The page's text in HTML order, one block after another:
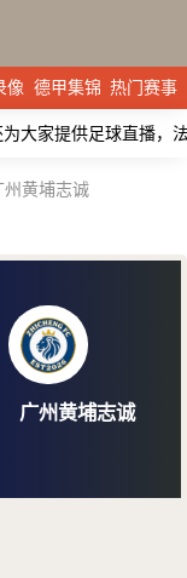
像 德甲集锦 热门赛事
大家提供足球直播，
州黄埔志诚
广州黄